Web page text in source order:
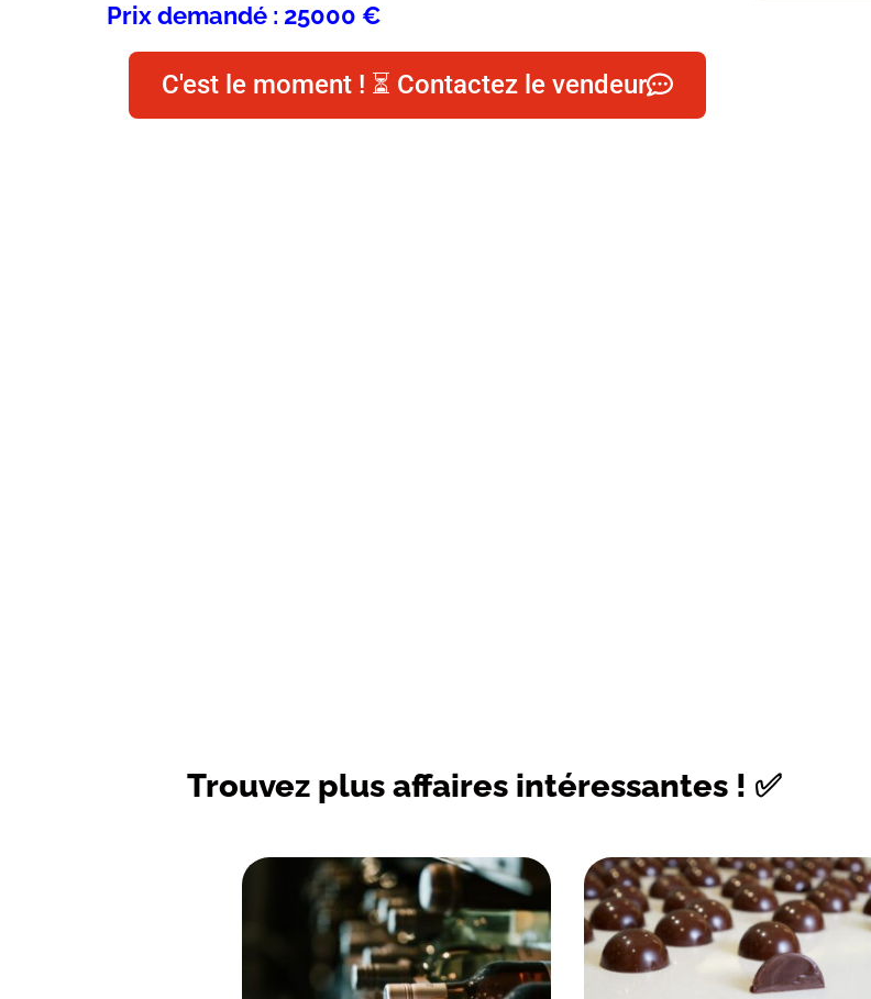
Prix demandé : 25000 €
C'est le moment ! ⏳ Contactez le vendeur
Trouvez plus affaires intéressantes ! ✅